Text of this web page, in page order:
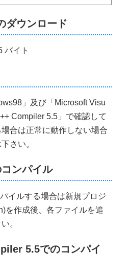
央にする為にY座標(TOP)を算出する
ローカル)
ウを作成する
ドウの縦幅
インドウの表示形態
ルバックプロシージャ
ドウスタイル
インドウスタイル
ダウンロード
バイト
」及び「Microsoft Visu
Compiler 5.5」で確認して
合は正常に動作しない場合
さい。
ンパイル
イルする場合は新規プロジ
を作成後、各ファイルを追
。
5.5でのコンパイ